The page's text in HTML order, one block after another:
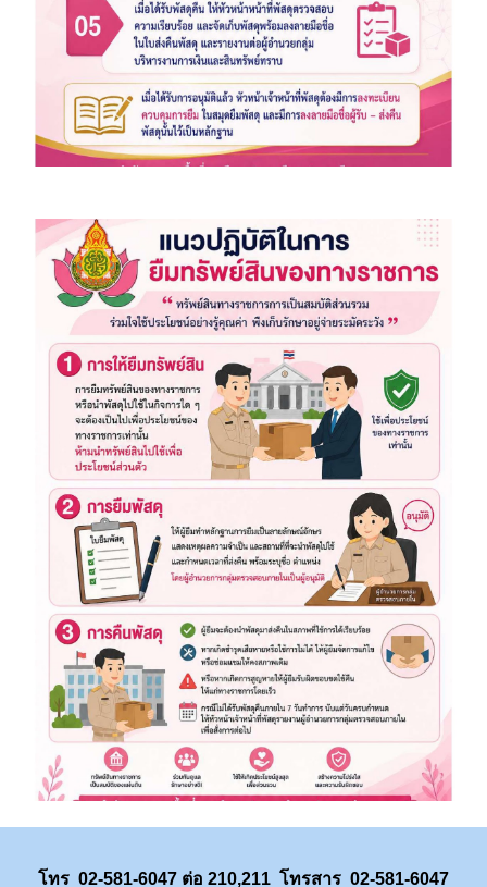
โทร 02-581-6047 ต่อ 210,211 โทรสาร 02-581-6047